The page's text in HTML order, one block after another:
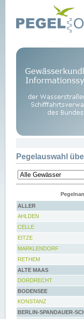
Pegelauswahl
ALLER
AHLDEN
CELLE
EITZE
MARKLENDORF
RETHEM
ALTE MAAS
DORDRECHT
BODENSEE
KONSTANZ
BERLIN-SPANDAUER-